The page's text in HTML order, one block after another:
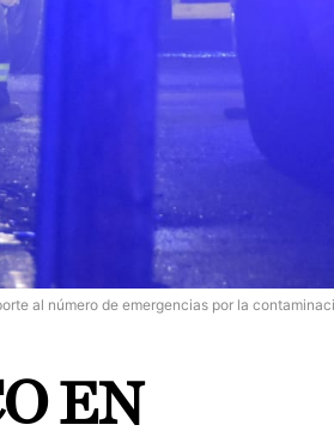
al número de emergencias por la
EN